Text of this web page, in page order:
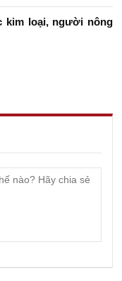
kim loại, người nông